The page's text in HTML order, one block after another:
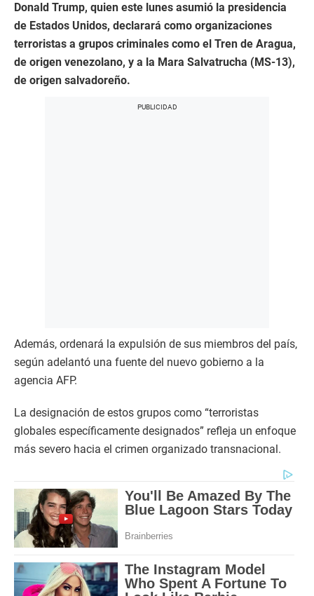
Donald Trump, quien este lunes asumió la presidencia
de Estados Unidos, declarará como organizaciones
terroristas a grupos criminales como el Tren de Aragua,
de origen venezolano, y a la Mara Salvatrucha (MS-13),
de origen salvadoreño.
Además, ordenará la expulsión de sus miembros del país,
según adelantó una fuente del nuevo gobierno a la
agencia AFP.
La designación de estos grupos como “terroristas
globales específicamente designados” refleja un enfoque
más severo hacia el crimen organizado transnacional.